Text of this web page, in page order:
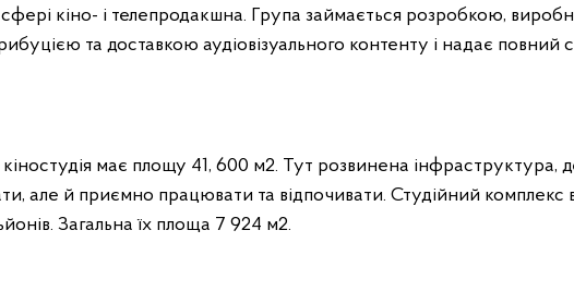
кіно- і телепродакшна. Група займається розробкою,
та доставкою аудіовізуального контенту і надає повний
має площу 41, 600 м2. Тут розвинена інфраструктура,
але й приємно працювати та відпочивати. Студійний комплекс
Загальна їх площа 7 924 м2.